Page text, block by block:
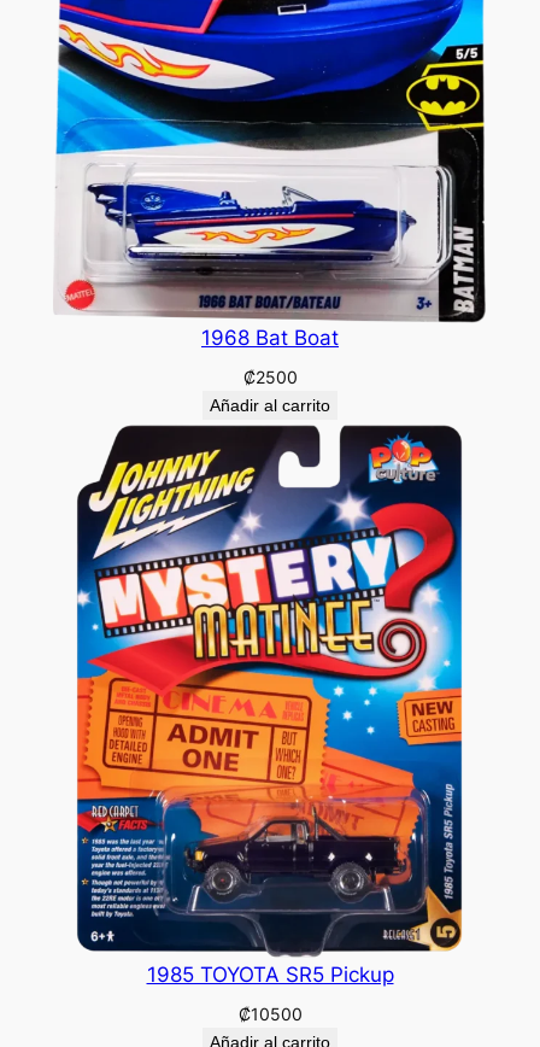
1968 Bat Boat
₡2500
Añadir al carrito
1985 TOYOTA SR5 Pickup
₡10500
Añadir al carrito